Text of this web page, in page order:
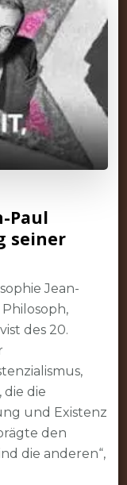
Paul
seiner
Jean-
des 20.
die
und Existenz
den
die anderen“,